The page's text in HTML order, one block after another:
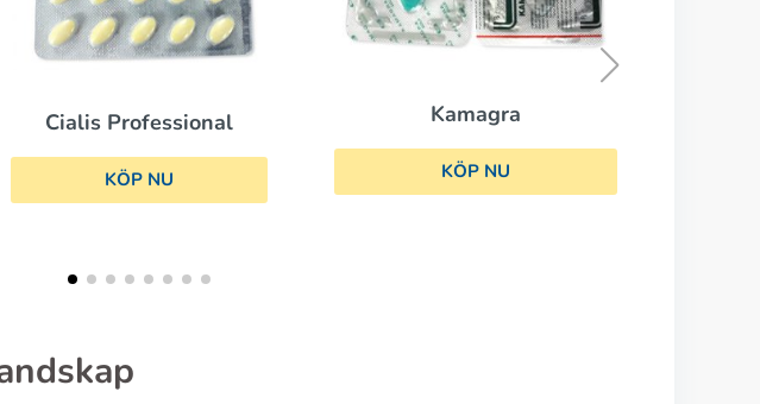
Kamagra
KÖP NU
Viagra Super Active